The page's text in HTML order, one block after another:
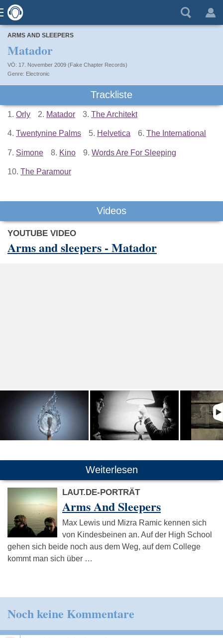
ARMS AND SLEEPERS
Matador
VÖ: 17. November 2009 (Fake Chapter Records)
Electronic
Trackliste
1. Orly 2. Matador 3. The Architekt
4. Twentynine Palms 5. Helvetica 6. The International
7. Simone 8. Kino 9. Words Are For Sleeping
10. The Paramour
Videos
YOUTUBE VIDEO
Arms and sleepers - Matador
Weiterlesen
LAUT.DE-PORTRÄT
Arms And Sleepers
Max Lewis und Mizra Ramic kennen sich
von Kindesbeinen an. Auf der High School
gehen sich beide noch aus dem Weg, auf dem College
kommt man sich über …
Noch keine Kommentare